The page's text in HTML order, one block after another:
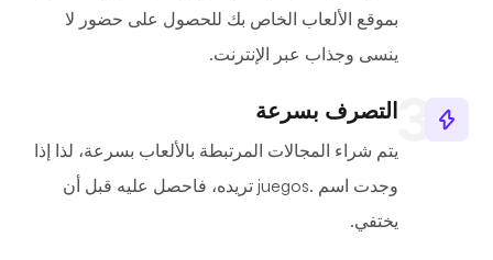
بموقع الألعاب الخاص بك للحصول على حضور لا
ينسى وجذاب عبر الإنترنت.
التصرف بسرعة
يتم شراء المجالات المرتبطة بالألعاب بسرعة، لذا إذا
وجدت اسم .juegos تريده، فاحصل عليه قبل أن
يختفي.